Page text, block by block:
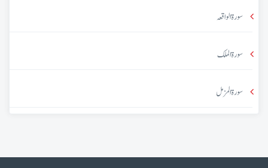
سورۃ الواقعہ
سورۃ الملک
سورۃ المزمل